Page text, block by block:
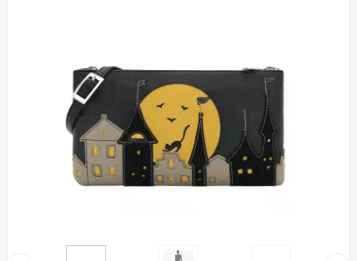
Добавляйте товары
в корзину
Оплачивайте сегодня только